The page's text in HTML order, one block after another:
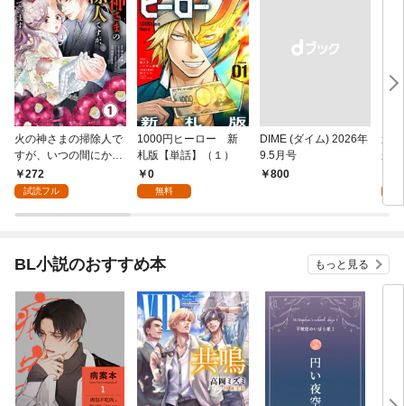
火の神さまの掃除人で
すが、いつの間にか花
嫁として溺愛されてい
ます【単話】（１）
272
試読フル
1000円ヒーロー 新
札版【単話】（１）
0
無料
DIME (ダイム) 2026年
9.5月号
￥800
追
か
れ
（
BL小説のおすすめ本 もっと見る